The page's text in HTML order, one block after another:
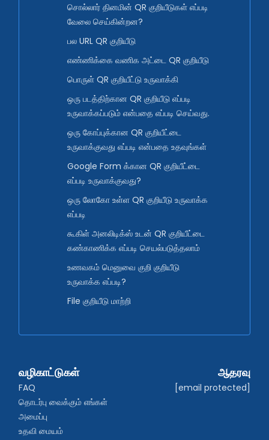
சொல்லார் தினமின் QR குறியீடுகள் எப்படி
வேலை செய்கின்றன?
பல URL QR குறியீடு
எண்ணிக்கை வணிக அட்டை QR குறியீடு
பொருள் QR குறியீட்டு உருவாக்கி
ஒரு படத்திற்கான QR குறியீடு எப்படி
உருவாக்கப்படும் என்பதை எப்படி செய்வது.
ஒரு கோப்புக்கான QR குறியீட்டை
உருவாக்குவது எப்படி என்பதை உதவுங்கள்
Google Form க்கான QR குறியீட்டை
எப்படி உருவாக்குவது?
ஒரு லோகோ உள்ள QR குறியீடு உருவாக்க
எப்படி
கூகிள் அனலிடிக்ஸ் உடன் QR குறியீட்டை
கண்காணிக்க எப்படி செயல்படுத்தலாம்
உணவகம் மெனுவை குறி குறியீடு
உருவாக்க எப்படி?
File குறியீடு மாற்றி
வழிகாட்டுகள்
FAQ
தொடர்பு வைக்கும் எங்கள்
அமைப்பு
உதவி மையம்
ஆதரவு
[email protected]